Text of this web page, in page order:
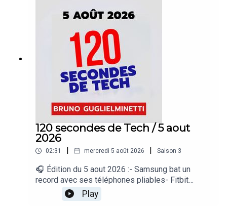
les téléphones« 120 secondes de Tech », un
regard sur le quotidien de l’actualité numérique
proposé par Bruno Guglielminetti Découvrez
Micrologic.ca
120 secondes de Tech / 5 aout
2026
02:31 mercredi 5 août 2026 Saison 3
🎧 Édition du 5 aout 2026 :- Samsung bat un
record avec ses téléphones pliables- Fitbit
synchronise enfin ses données avec Apple
Santé- Apple prépare un copier-coller entre
Play